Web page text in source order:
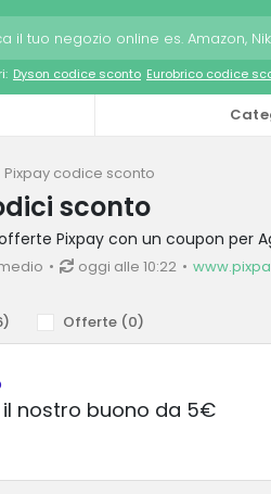
Dyson codice sconto Eurobrico codice
Pixpay codice sconto
sconto
Pixpay con un coupon per
oggi alle 10:22
) Offerte (0)
il nostro buono da 5€